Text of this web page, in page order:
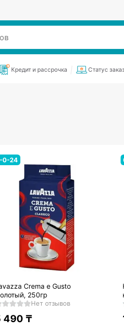
Кредит и рассрочка Статус
0-24
Crema e Gusto
250гр
Нет отзывов
490 ₸